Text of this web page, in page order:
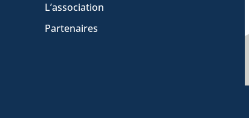
L’association
Partenaires